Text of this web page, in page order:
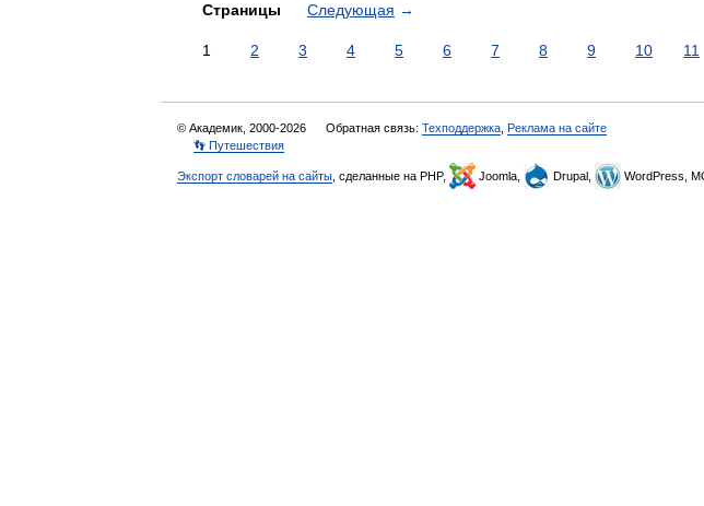
Страницы Следующая →
1 2 3 4 5 6 7 8 9 10 11
© Академик, 2000-2026 Обратная связь: Техподдержка Реклама на сайте
👣 Путешествия
Экспорт словарей на сайты , сделанные на PHP, Joomla, Drupal, WordPress,